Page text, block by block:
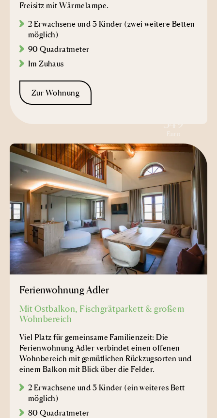
Freisitz mit Wärmelampe.
2 Erwachsene und 3 Kinder (zwei weitere Betten
möglich)
90 Quadratmeter
Im Zuhaus
Zur Wohnung
Ferienwohnung Adler
Mit Ostbalkon, Fischgrätparkett & großem
Wohnbereich
Viel Platz für gemeinsame Familienzeit: Die
Ferienwohnung Adler verbindet einen offenen
Wohnbereich mit gemütlichen Rückzugsorten und
einem Balkon mit Blick über die Felder.
2 Erwachsene und 3 Kinder (ein weiteres Bett
möglich)
80 Quadratmeter